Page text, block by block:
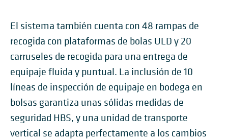
El sistema también cuenta con 48 rampas de
recogida con plataformas de bolas ULD y 20
carruseles de recogida para una entrega de
equipaje fluida y puntual. La inclusión de 10
líneas de inspección de equipaje en bodega en
bolsas garantiza unas sólidas medidas de
seguridad HBS, y una unidad de transporte
vertical se adapta perfectamente a los cambios